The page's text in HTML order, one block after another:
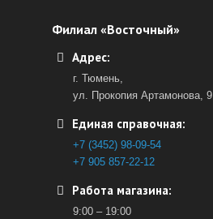
Филиал «Восточный»
Адрес:
г. Тюмень,
ул. Прокопия Артамонова, 9
Единая справочная:
+7 (3452) 98-09-54
+7 905 857-22-12
Работа магазина:
9:00 – 19:00